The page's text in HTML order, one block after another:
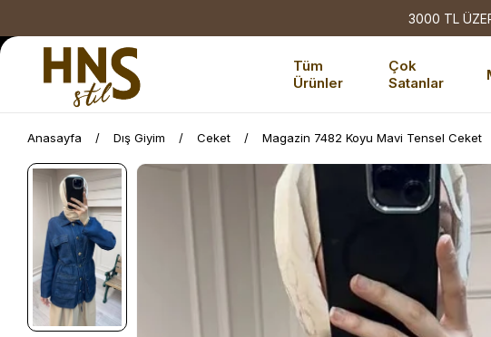
3000 TL
Tüm
Ürünler
Çok
Satanlar
Anasayfa Dış Giyim Ceket Magazin 7482 Koyu Mavi Tensel Ceket